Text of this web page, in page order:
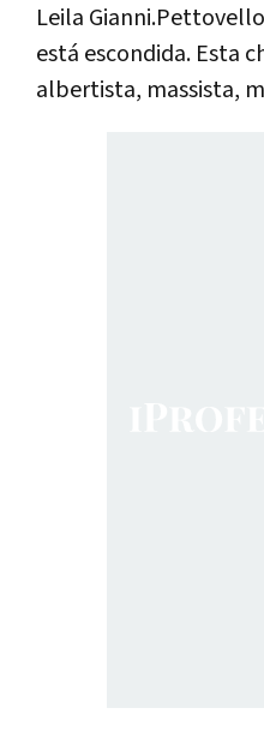
Leila
está escondida. Esta
albertista, massista,